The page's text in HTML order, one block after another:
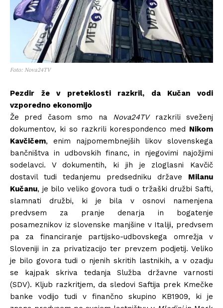
Foto: Nova24TV
Pezdir že v preteklosti razkril, da Kučan vodi
vzporedno ekonomijo
Že pred časom smo na Nova24TVrazkrili sveženj
dokumentov, ki so razkrili korespondenco med Nikom
Kavčičem, enim najpomembnejših likov slovenskega
bančništva in udbovskih financ, in njegovimi najožjimi
sodelavci. V dokumentih, ki jih je zloglasni Kavčič
dostavil tudi tedanjemu predsedniku države Milanu
Kučanu, je bilo veliko govora tudi o tržaški družbi Safti,
slamnati družbi, ki je bila v osnovi namenjena
predvsem za pranje denarja in bogatenje
posameznikov iz slovenske manjšine v Italiji, predvsem
pa za financiranje partijsko-udbovskega omrežja v
Sloveniji in za privatizacijo ter prevzem podjetij. Veliko
je bilo govora tudi o njenih skritih lastnikih, a v ozadju
se kajpak skriva tedanja Služba državne varnosti
(SDV). Kljub razkritjem, da sledovi Saftija prek Kmečke
banke vodijo tudi v finančno skupino KB1909, ki je